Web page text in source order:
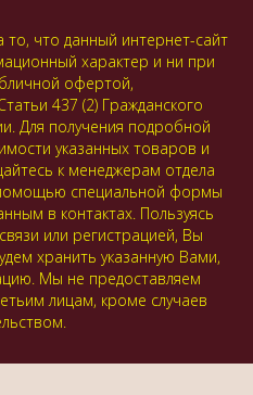
что данный интернет-сайт
характер и ни при
офертой,
437 (2) Гражданского
Для получения подробной
указанных товаров и
к менеджерам отдела
помощью специальной формы
в контактах. Пользуясь
или регистрацией, Вы
хранить указанную Вами,
Мы не предоставляем
лицам, кроме случаев